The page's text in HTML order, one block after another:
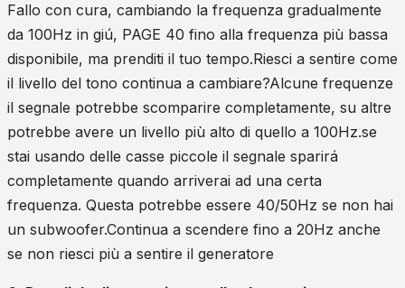
Fallo con cura, cambiando la frequenza gradualmente
da 100Hz in giú, PAGE 40 fino alla frequenza più bassa
disponibile, ma prenditi il tuo tempo.Riesci a sentire come
il livello del tono continua a cambiare?Alcune frequenze
il segnale potrebbe scomparire completamente, su altre
potrebbe avere un livello più alto di quello a 100Hz.se
stai usando delle casse piccole il segnale sparirá
completamente quando arriverai ad una certa
frequenza. Questa potrebbe essere 40/50Hz se non hai
un subwoofer.Continua a scendere fino a 20Hz anche
se non riesci più a sentire il generatore